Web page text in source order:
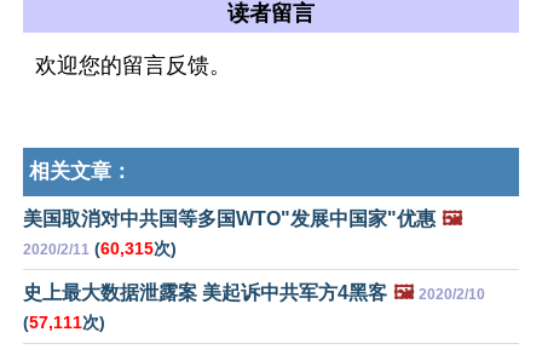
读者留言
欢迎您的留言反馈。
相关文章：
美国取消对中共国等多国WTO"发展中国家"优惠 🖼️
2020/2/11 (60,315次)
史上最大数据泄露案 美起诉中共军方4黑客 🖼️ 2020/2/10
(57,111次)